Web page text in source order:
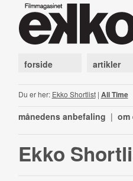
forside artikler
Du er her: Ekko Shortlist| All Time
månedens anbefaling | om
Ekko